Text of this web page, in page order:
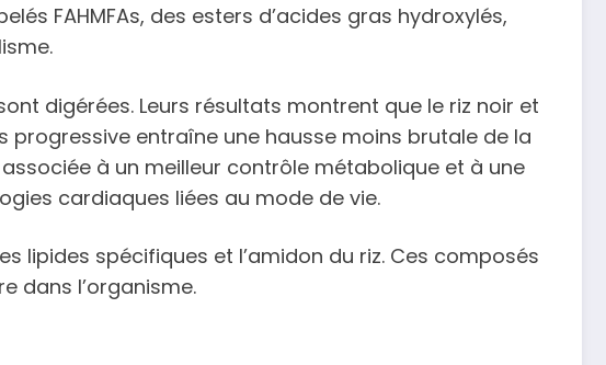
FAHMFAs, des esters d’acides gras hydroxylés,
digérées. Leurs résultats montrent que le riz noir et
entraîne une hausse moins brutale de la
à un meilleur contrôle métabolique et à une
cardiaques liées au mode de vie.
lipides spécifiques et l’amidon du riz. Ces composés
dans l’organisme.